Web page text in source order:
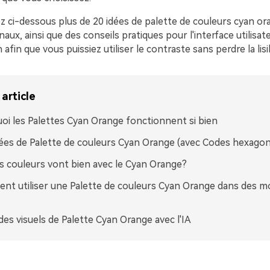
ci-dessous plus de 20 idées de palette de couleurs cyan
ainsi que des conseils pratiques pour l'interface
que vous puissiez utiliser le contraste sans perdre la
les Palettes Cyan Orange fonctionnent si bien
de Palette de couleurs Cyan Orange (avec Codes
couleurs vont bien avec le Cyan Orange?
utiliser une Palette de couleurs Cyan Orange dans des
visuels de Palette Cyan Orange avec l'IA